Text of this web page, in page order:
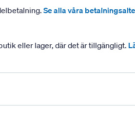
Se alla våra
eller lager, där det är tillgängligt.